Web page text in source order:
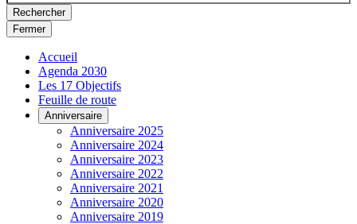
Rechercher
Fermer
Accueil
Agenda 2030
Les 17 Objectifs
Feuille de route
Anniversaire
Anniversaire 2025
Anniversaire 2024
Anniversaire 2023
Anniversaire 2022
Anniversaire 2021
Anniversaire 2020
Anniversaire 2019